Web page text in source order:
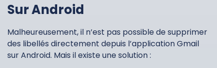
Sur Android
Malheureusement, il n’est pas possible de supprimer
des libellés directement depuis l’application Gmail
sur Android. Mais il existe une solution :